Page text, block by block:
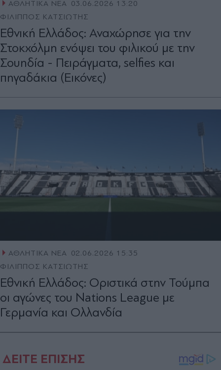
ΑΘΛΗΤΙΚΑ ΝΕΑ 03.06.2026 13:20
ΦΙΛΙΠΠΟΣ ΚΑΤΣΙΩΤΗΣ
Εθνική Ελλάδος: Αναχώρησε για την
Στοκχόλμη ενόψει του φιλικού με την
Σουηδία - Πειράγματα, selfies και
πηγαδάκια (Εικόνες)
ΑΘΛΗΤΙΚΑ ΝΕΑ 02.06.2026 15:35
ΦΙΛΙΠΠΟΣ ΚΑΤΣΙΩΤΗΣ
Εθνική Ελλάδος: Οριστικά στην Τούμπα
οι αγώνες του Nations League με
Γερμανία και Ολλανδία